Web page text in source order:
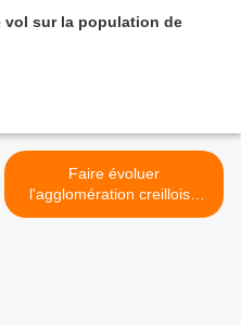
sur la population de
Faire évoluer
l'agglomération creilloise
avec les habitants >